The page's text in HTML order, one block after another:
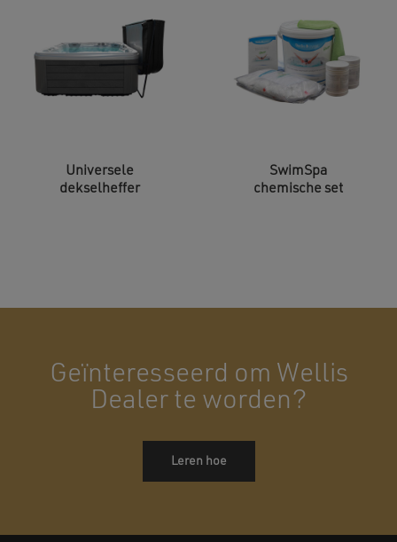
Universele
dekselheffer
SwimSpa
chemische set
Geïnteresseerd om Wellis
Dealer te worden?
Leren hoe